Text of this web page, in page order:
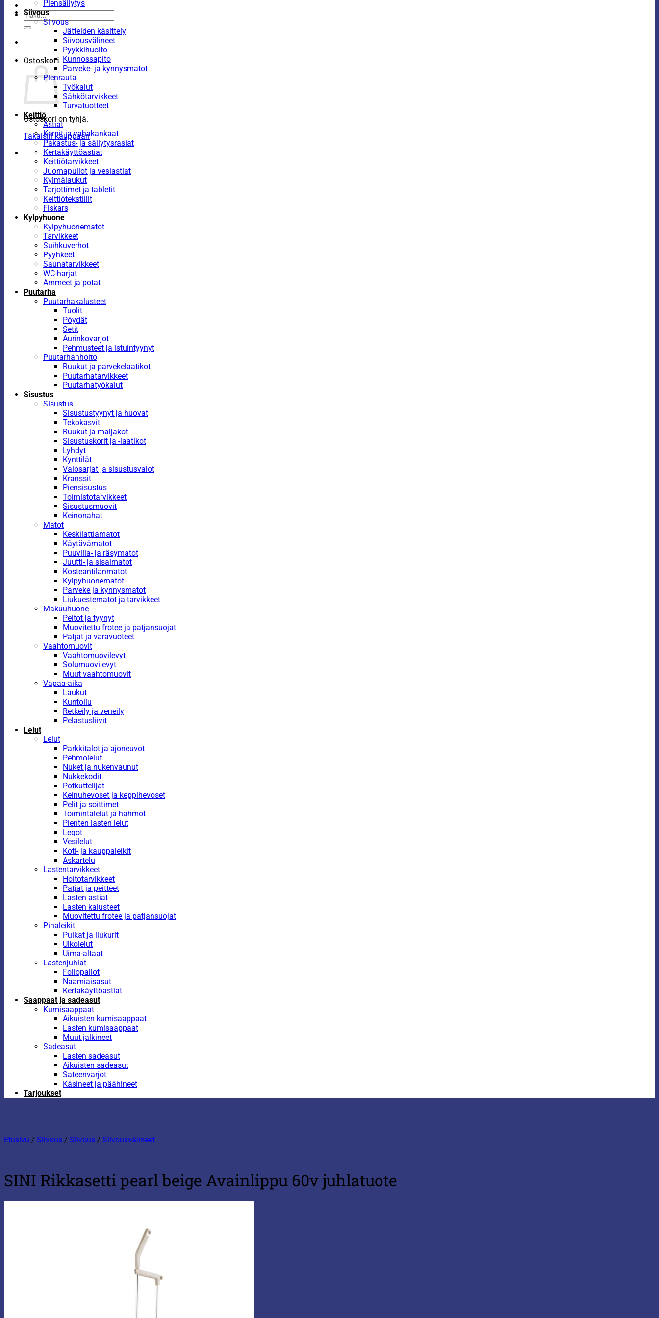
Etsi:
Ostoskori
Ostoskori on tyhjä.
Takaisin kauppaan
Piensäilytys
Siivous
Siivous
Jätteiden käsittely
Siivousvälineet
Pyykkihuolto
Kunnossapito
Parveke- ja kynnysmatot
Pienrauta
Työkalut
Sähkötarvikkeet
Turvatuotteet
Keittiö
Astiat
Kernit ja vahakankaat
Pakastus- ja säilytysrasiat
Kertakäyttöastiat
Keittiötarvikkeet
Juomapullot ja vesiastiat
Kylmälaukut
Tarjottimet ja tabletit
Keittiötekstiilit
Fiskars
Kylpyhuone
Kylpyhuonematot
Tarvikkeet
Suihkuverhot
Pyyhkeet
Saunatarvikkeet
WC-harjat
Ammeet ja potat
Puutarha
Puutarhakalusteet
Tuolit
Pöydät
Setit
Aurinkovarjot
Pehmusteet ja istuintyynyt
Puutarhanhoito
Ruukut ja parvekelaatikot
Puutarhatarvikkeet
Puutarhatyökalut
Sisustus
Sisustus
Sisustustyynyt ja huovat
Tekokasvit
Ruukut ja maljakot
Sisustuskorit ja -laatikot
Lyhdyt
Kynttilät
Valosarjat ja sisustusvalot
Kranssit
Piensisustus
Toimistotarvikkeet
Sisustusmuovit
Keinonahat
Matot
Keskilattiamatot
Käytävämatot
Puuvilla- ja räsymatot
Juutti- ja sisalmatot
Kosteantilanmatot
Kylpyhuonematot
Parveke ja kynnysmatot
Liukuestematot ja tarvikkeet
Makuuhuone
Peitot ja tyynyt
Muovitettu frotee ja patjansuojat
Patjat ja varavuoteet
Vaahtomuovit
Vaahtomuovilevyt
Solumuovilevyt
Muut vaahtomuovit
Vapaa-aika
Laukut
Kuntoilu
Retkeily ja veneily
Pelastusliivit
Lelut
Lelut
Parkkitalot ja ajoneuvot
Pehmolelut
Nuket ja nukenvaunut
Nukkekodit
Potkuttelijat
Keinuhevoset ja keppihevoset
Pelit ja soittimet
Toimintalelut ja hahmot
Pienten lasten lelut
Legot
Vesilelut
Koti- ja kauppaleikit
Askartelu
Lastentarvikkeet
Hoitotarvikkeet
Patjat ja peitteet
Lasten astiat
Lasten kalusteet
Muovitettu frotee ja patjansuojat
Pihaleikit
Pulkat ja liukurit
Ulkolelut
Uima-altaat
Lastenjuhlat
Foliopallot
Naamiaisasut
Kertakäyttöastiat
Saappaat ja sadeasut
Kumisaappaat
Aikuisten kumisaappaat
Lasten kumisaappaat
Muut jalkineet
Sadeasut
Lasten sadeasut
Aikuisten sadeasut
Sateenvarjot
Käsineet ja päähineet
Tarjoukset
Etusivu / Siivous / Siivous / Siivousvälineet
SINI Rikkasetti pearl beige Avainlippu 60v juhlatuote